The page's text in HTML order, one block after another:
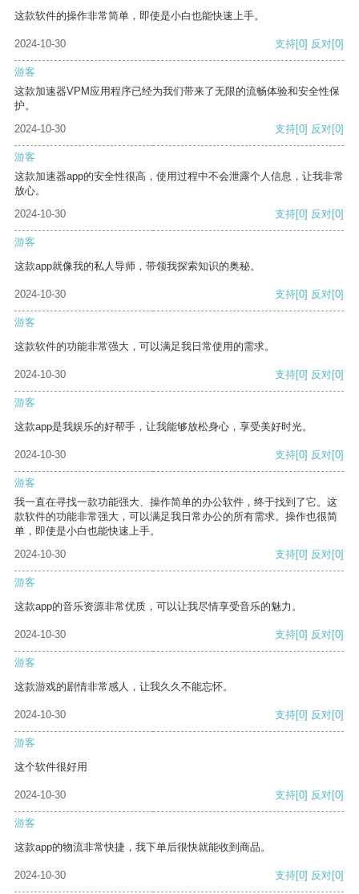
这款软件的操作非常简单，即使是小白也能快速上手。
2024-10-30 支持[0] 反对[0]
游客
这款加速器VPM应用程序已经为我们带来了无限的流畅体验和安全性保
护。
2024-10-30
支持[0] 反对[0]
游客
这款加速器app的安全性很高，使用过程中不会泄露个人信息，让我非常
放心。
2024-10-30
支持[0] 反对[0]
游客
这款app就像我的私人导师，带领我探索知识的奥秘。
2024-10-30 支持[0] 反对[0]
游客
这款软件的功能非常强大，可以满足我日常使用的需求。
2024-10-30 支持[0] 反对[0]
游客
这款app是我娱乐的好帮手，让我能够放松身心，享受美好时光。
2024-10-30 支持[0] 反对[0]
游客
我一直在寻找一款功能强大、操作简单的办公软件，终于找到了它。这
款软件的功能非常强大，可以满足我日常办公的所有需求。操作也很简
单，即使是小白也能快速上手。
2024-10-30
支持[0] 反对[0]
游客
这款app的音乐资源非常优质，可以让我尽情享受音乐的魅力。
2024-10-30 支持[0] 反对[0]
游客
这款游戏的剧情非常感人，让我久久不能忘怀。
2024-10-30 支持[0] 反对[0]
游客
这个软件很好用
2024-10-30 支持[0] 反对[0]
游客
这款app的物流非常快捷，我下单后很快就能收到商品。
2024-10-30 支持[0] 反对[0]